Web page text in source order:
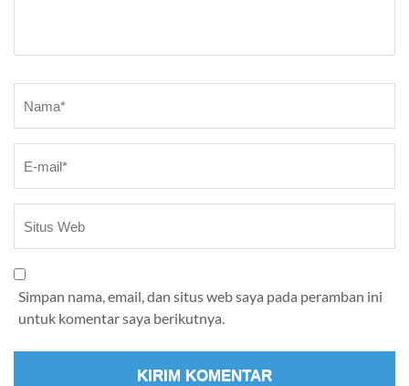
Simpan nama, email, dan situs web saya pada peramban ini
untuk komentar saya berikutnya.